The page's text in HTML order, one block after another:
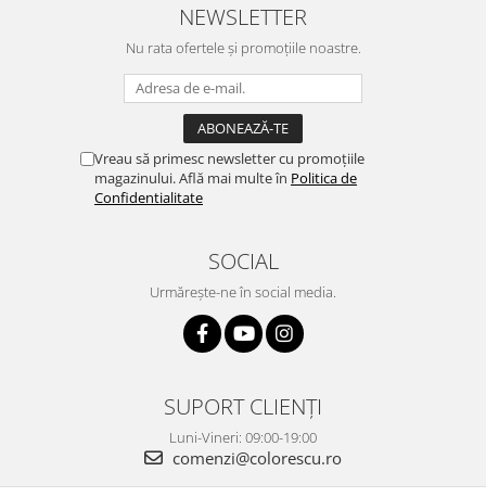
NEWSLETTER
Nu rata ofertele și promoțiile noastre.
Vreau să primesc newsletter cu promoțiile
magazinului. Află mai multe în Politica de
Confidentialitate
SOCIAL
Urmărește-ne în social media.
SUPORT CLIENȚI
Luni-Vineri: 09:00-19:00
comenzi@colorescu.ro